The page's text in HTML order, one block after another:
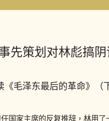
先策划对林彪搞阴
毛泽东最后的革命》（下
国家主席的反复推辞，林用